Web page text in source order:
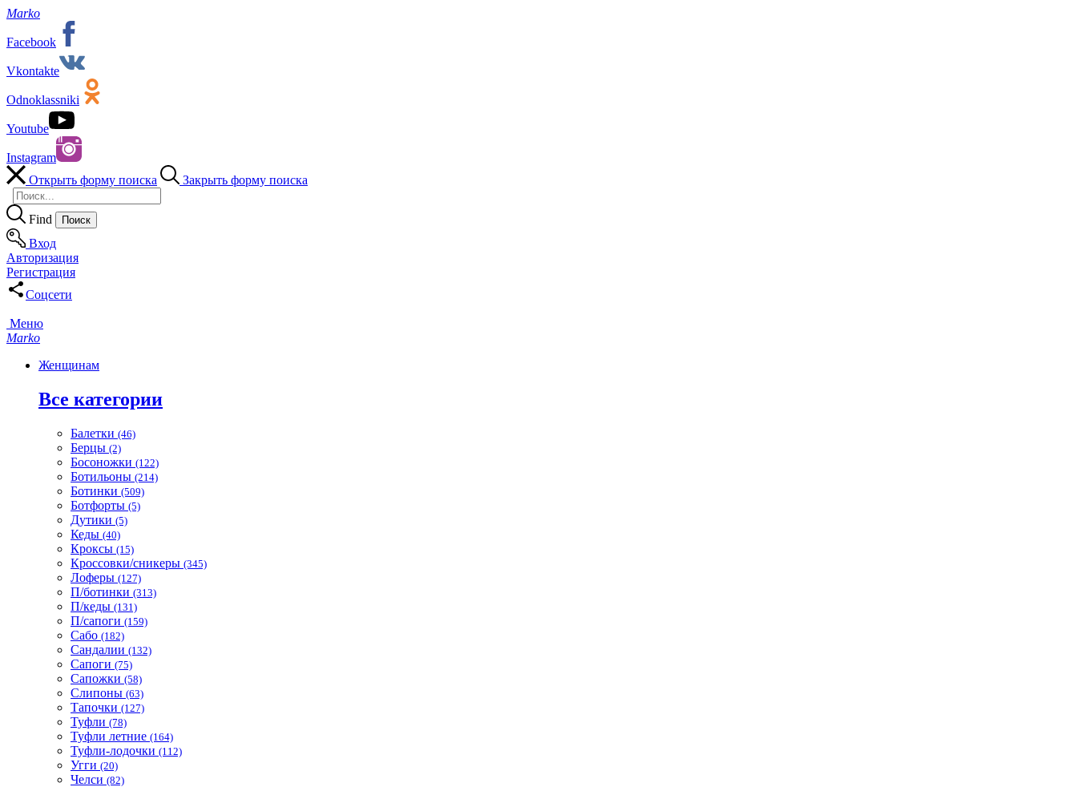
Marko
Facebook
Vkontakte
Odnoklassniki
Youtube
Instagram
Открыть форму поиска
Закрыть форму поиска
Find
Вход
Авторизация
Регистрация
Соцсети
Меню
Marko
Женщинам
Все категории
Балетки (46)
Берцы (2)
Босоножки (122)
Ботильоны (214)
Ботинки (509)
Ботфорты (5)
Дутики (5)
Кеды (40)
Кроксы (15)
Кроссовки/сникеры (345)
Лоферы (127)
П/ботинки (313)
П/кеды (131)
П/сапоги (159)
Сабо (182)
Сандалии (132)
Сапоги (75)
Сапожки (58)
Слипоны (63)
Тапочки (127)
Туфли (78)
Туфли летние (164)
Туфли-лодочки (112)
Угги (20)
Челси (82)